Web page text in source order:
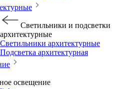
Светильники и подсветки
архитектурные
Светильники архитектурные
Подсветка архитектурная
освещение